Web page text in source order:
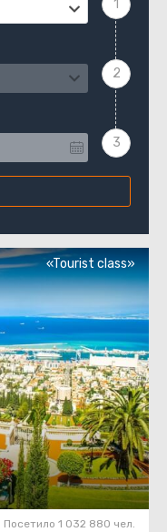
«Tourist class»
Посетило 1 032 880 чел.